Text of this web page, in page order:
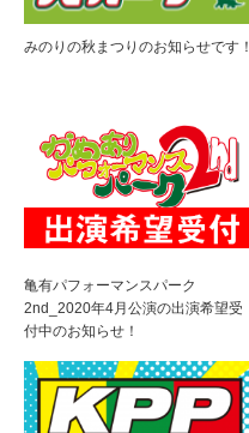
みのりの秋まつりのお知らせです！
亀有パフォーマンスパーク
2nd_2020年4月公演の出演希望受
付中のお知らせ！